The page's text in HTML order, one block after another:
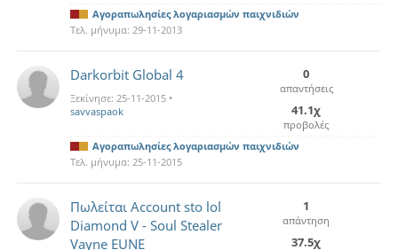
Αγοραπωλησίες λογαριασμών παιχνιδιών
Τελ. μήνυμα: 29-11-2013
Darkorbit Global 4
Ξεκίνησε: 25-11-2015 •
savvaspaok
0
απαντήσεις
41.1χ
προβολές
Αγοραπωλησίες λογαριασμών παιχνιδιών
Τελ. μήνυμα: 25-11-2015
Πωλείται Account sto lol
Diamond V - Soul Stealer
Vayne EUNE
1
απάντηση
37.5χ